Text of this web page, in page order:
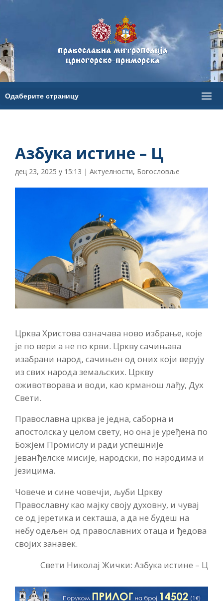
Азбука истине – Ц
дец 23, 2025 у 15:13 | Актуелности, Богословље
Црква Христова означава ново избрање, које
је по вери а не по крви. Цркву сачињава
изабрани народ, сачињен од оних који верују
из свих народа земаљских. Цркву
оживотворава и води, као крманош лађу, Дух
Свети.
Православна црква је једна, саборна и
апостолска у целом свету, но она је уређена по
Божјем Промислу и ради успешније
јеванђелске мисије, народски, по народима и
језицима.
Човече и сине човечји, љуби Цркву
Православну као мајку своју духовну, и чувај
се од јеретика и секташа, а да не будеш на
небу одељен од православних отаца и ђедова
својих занавек.
Свети Николај Жички: Азбука истине – Ц